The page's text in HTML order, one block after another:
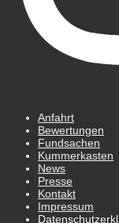
Anfahrt
Bewertungen
Fundsachen
Kummerkasten
News
Presse
Kontakt
Impressum